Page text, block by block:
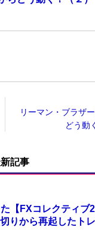
リーマン・ブラザ
どう動
記事
【FXコレクティブ
りから再起したト